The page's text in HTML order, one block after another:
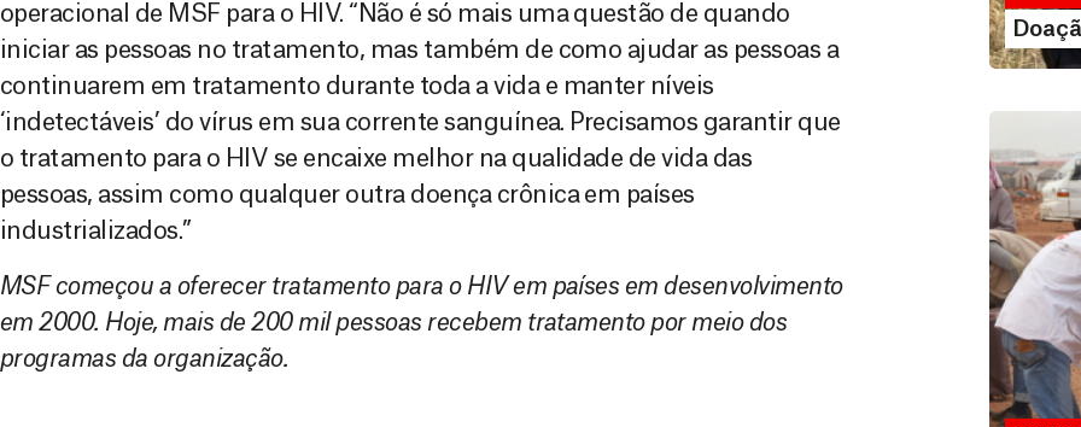
operacional de MSF para o HIV. “Não é só mais uma questão de quando
iniciar as pessoas no tratamento, mas também de como ajudar as pessoas a
continuarem em tratamento durante toda a vida e manter níveis
‘indetectáveis’ do vírus em sua corrente sanguínea. Precisamos garantir que
o tratamento para o HIV se encaixe melhor na qualidade de vida das
pessoas, assim como qualquer outra doença crônica em países
industrializados.”
MSF começou a oferecer tratamento para o HIV em países em desenvolvimento
em 2000. Hoje, mais de 200 mil pessoas recebem tratamento por meio dos
programas da organização.
Área
Espaço